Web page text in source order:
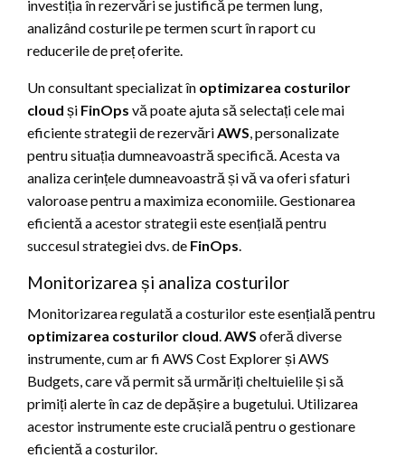
investiția în rezervări se justifică pe termen lung,
analizând costurile pe termen scurt în raport cu
reducerile de preț oferite.
Un consultant specializat în optimizarea costurilor
cloud și FinOps vă poate ajuta să selectați cele mai
eficiente strategii de rezervăriAWS, personalizate
pentru situația dumneavoastră specifică. Acesta va
analiza cerințele dumneavoastră și vă va oferi sfaturi
valoroase pentru a maximiza economiile. Gestionarea
eficientă a acestor strategii este esențială pentru
succesul strategiei dvs. de FinOps.
Monitorizarea și analiza costurilor
Monitorizarea regulată a costurilor este esențială pentru
optimizarea costurilor cloud.AWS oferă diverse
instrumente, cum ar fi AWS Cost Explorer și AWS
Budgets, care vă permit să urmăriți cheltuielile și să
primiți alerte în caz de depășire a bugetului. Utilizarea
acestor instrumente este crucială pentru o gestionare
eficientă a costurilor.